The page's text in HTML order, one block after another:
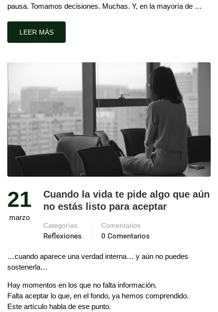
pausa. Tomamos decisiones. Muchas. Y, en la mayoría de …
LEER MÁS
21
marzo
Cuando la vida te pide algo que aún
no estás listo para aceptar
Categorías
Reflexiones
Comentarios
0 Comentarios
…cuando aparece una verdad interna… y aún no puedes
sostenerla…
Hay momentos en los que no falta información.
Falta aceptar lo que, en el fondo, ya hemos comprendido.
Este artículo habla de ese punto.